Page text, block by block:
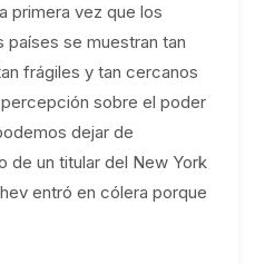
primera vez que los
se muestran tan
frágiles y tan cercanos
sobre el poder
dejar de
de un titular del New York
entró en cólera porque